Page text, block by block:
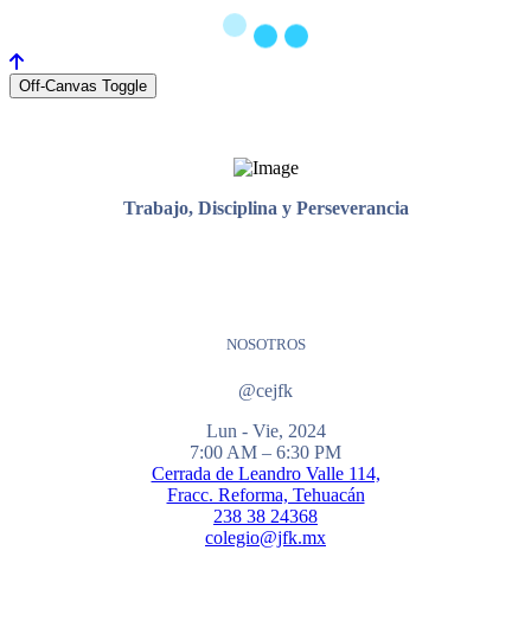
Off-Canvas Toggle
Trabajo, Disciplina y Perseverancia
NOSOTROS
@cejfk
Lun - Vie, 2024
7:00 AM – 6:30 PM
Cerrada de Leandro Valle 114,
Fracc. Reforma, Tehuacán
238 38 24368
colegio@jfk.mx